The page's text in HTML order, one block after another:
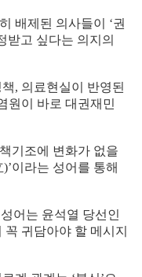
배제된 의사들이 ‘권
받고 싶다는 의지의
, 의료현실이 반영된
원이 바로 대권재민
기조에 변화가 없을
이라는 성어를 통해
어는 윤석열 당선인
귀담아야 할 메시지